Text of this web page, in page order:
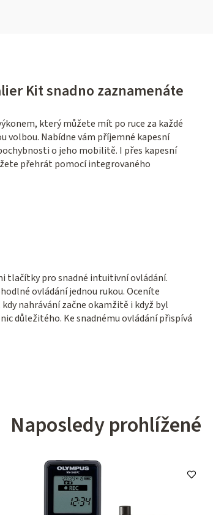
Kit snadno zaznamenáte
který můžete mít po ruce za každé
volbou. Nabídne vám příjemné kapesní
o jeho mobilitě. I přes kapesní
přehrát pomocí integrovaného
tlačítky pro snadné intuitivní ovládání.
ovládání jednou rukou. Oceníte
nahrávání začne okamžitě i když byl
důležitého. Ke snadnému ovládání přispívá
Naposledy prohlížené